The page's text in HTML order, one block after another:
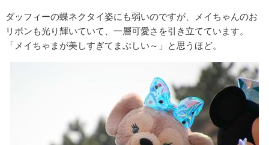
ダッフィーの蝶ネクタイ姿にも弱いのですが、メイちゃんのお
リボンも光り輝いていて、一層可愛さを引き立てています。
「メイちゃまが美しすぎてまぶしい～」と思うほど。